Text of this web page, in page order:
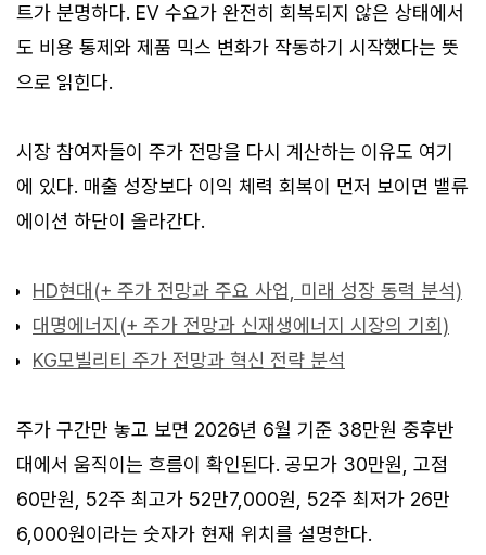
트가 분명하다. EV 수요가 완전히 회복되지 않은 상태에서
도 비용 통제와 제품 믹스 변화가 작동하기 시작했다는 뜻
으로 읽힌다.
시장 참여자들이 주가 전망을 다시 계산하는 이유도 여기
에 있다. 매출 성장보다 이익 체력 회복이 먼저 보이면 밸류
에이션 하단이 올라간다.
HD현대(+ 주가 전망과 주요 사업, 미래 성장 동력 분석)
대명에너지(+ 주가 전망과 신재생에너지 시장의 기회)
KG모빌리티 주가 전망과 혁신 전략 분석
주가 구간만 놓고 보면 2026년 6월 기준 38만원 중후반
대에서 움직이는 흐름이 확인된다. 공모가 30만원, 고점
60만원, 52주 최고가 52만7,000원, 52주 최저가 26만
6,000원이라는 숫자가 현재 위치를 설명한다.